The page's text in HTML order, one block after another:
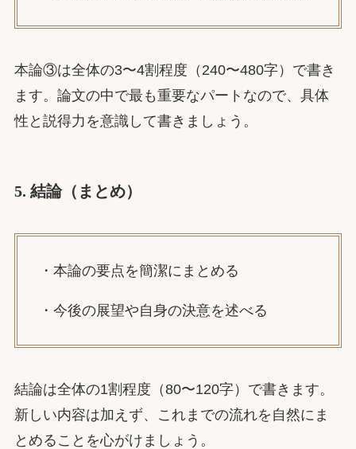
本論③は全体の3〜4割程度（240〜480字）で書き
ます。論文の中で最も重要なパートなので、具体
性と説得力を意識して書きましょう。
5. 結論（まとめ）
・本論の要点を簡潔にまとめる
・今後の展望や自身の決意を述べる
結論は全体の1割程度（80〜120字）で書きます。
新しい内容は加えず、これまでの流れを自然にま
とめることを心がけましょう。